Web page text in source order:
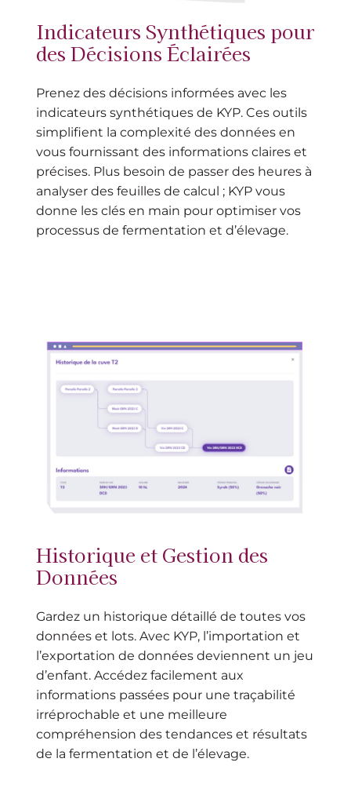
Indicateurs Synthétiques pour
des Décisions Éclairées
Prenez des décisions informées avec les
indicateurs synthétiques de KYP. Ces outils
simplifient la complexité des données en
vous fournissant des informations claires et
précises. Plus besoin de passer des heures à
analyser des feuilles de calcul ; KYP vous
donne les clés en main pour optimiser vos
processus de fermentation et d’élevage.
Historique et Gestion des
Données
Gardez un historique détaillé de toutes vos
données et lots. Avec KYP, l’importation et
l’exportation de données deviennent un jeu
d’enfant. Accédez facilement aux
informations passées pour une traçabilité
irréprochable et une meilleure
compréhension des tendances et résultats
de la fermentation et de l’élevage.